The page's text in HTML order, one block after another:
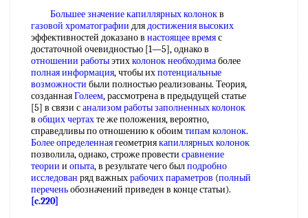
Большее значениекапиллярных колонокв
газовой хроматографии длядостижения высоких
эффективностей доказано в настоящее времяс
достаточной очевидностью [1—5], однако в
отношении работыэтихколонок необходимаболее
полная информация, чтобы ихпотенциальные
возможности были полностью реализованы. Теория,
созданнаяГолеем, рассмотрена в предыдущей статье
[5] в связи санализом работызаполненных колонок
в общих чертахте же положения, вероятно,
справедливы по отношению к обоимтипам колонок.
Более определеннаягеометриякапиллярных колонок
позволила, однако, строже провести сравнение
теории и опыта, в результате чего былподробно
исследован ряд важныхрабочих параметров (полный
переченьобозначений приведен в конце статьи).
[c.220]